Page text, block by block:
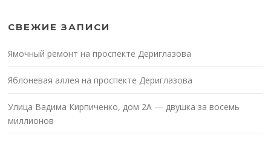
СВЕЖИЕ ЗАПИСИ
Ямочный ремонт на проспекте Дериглазова
Яблоневая аллея на проспекте Дериглазова
Улица Вадима Кирпиченко, дом 2А — двушка за восемь
миллионов